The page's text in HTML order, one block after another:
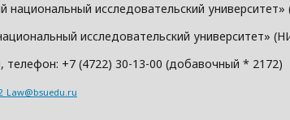
исследовательский
исследовательский университет»
+7 (4722) 30-13-00 (добавочный * 2172)